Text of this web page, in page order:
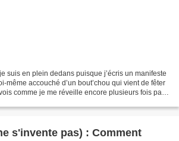
suis en plein dedans puisque j’écris un manifeste
même accouché d’un bout’chou qui vient de fêter
comme je me réveille encore plusieurs fois par
s'invente pas) : Comment